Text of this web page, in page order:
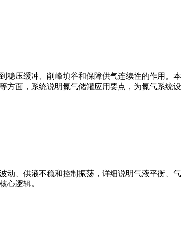
稳压缓冲、削峰填谷和保障供气连续性的作用。本
方面，系统说明氮气储罐应用要点，为氮气系统设
动、供液不稳和控制振荡，详细说明气液平衡、气
心逻辑。